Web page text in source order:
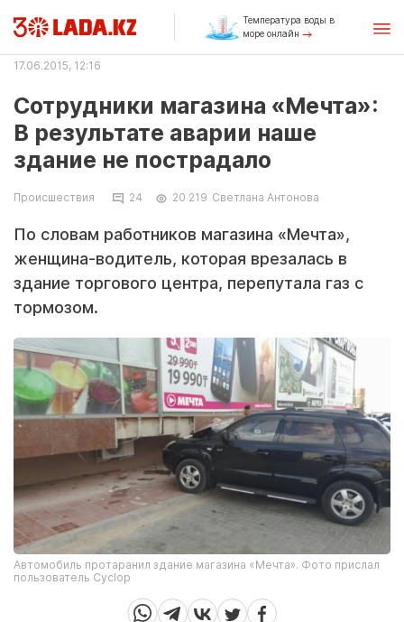
Температура воды в
море онлайн
17.06.2015, 12:16
Сотрудники магазина «Мечта»:
В результате аварии наше
здание не пострадало
Происшествия 24 20 219 Светлана Антонова
По словам работников магазина «Мечта»,
женщина-водитель, которая врезалась в
здание торгового центра, перепутала газ с
тормозом.
Автомобиль протаранил здание магазина «Мечта». Фото прислал
пользователь Cyclop